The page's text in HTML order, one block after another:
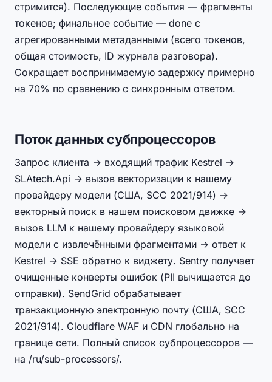
стримится). Последующие события — фрагменты
токенов; финальное событие — done с
агрегированными метаданными (всего токенов,
общая стоимость, ID журнала разговора).
Сокращает воспринимаемую задержку примерно
на 70% по сравнению с синхронным ответом.
Поток данных субпроцессоров
Запрос клиента → входящий трафик Kestrel →
SLAtech.Api → вызов векторизации к нашему
провайдеру модели (США, SCC 2021/914) →
векторный поиск в нашем поисковом движке →
вызов LLM к нашему провайдеру языковой
модели с извлечёнными фрагментами → ответ к
Kestrel → SSE обратно к виджету. Sentry получает
очищенные конверты ошибок (PII вычищается до
отправки). SendGrid обрабатывает
транзакционную электронную почту (США, SCC
2021/914). Cloudflare WAF и CDN глобально на
границе сети. Полный список субпроцессоров —
на /ru/sub-processors/.